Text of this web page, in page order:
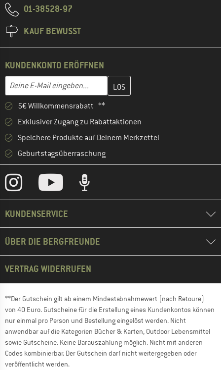
01-38528-97
KAUF BEWUSST
KUNDENKONTO ERÖFFNEN
E-Mail-Adresse
Gib hier deine E-Mail-Adresse ein und erstelle im nächsten
5€ Willkommensrabatt **
Exklusiver Zugang zu Rabattaktionen
Speichere Produkte auf Deinem Merkzettel
Geburtstagsüberraschung
KUNDENSERVICE
ÜBER DIE BERGFREUNDE
VERTRAG WIDERRUFEN
**Der Gutschein gilt ab einem Mindestabnahmewert (nach Retoure)
von 40 Euro. Gutscheine für die Erstellung eines Kundenkontos können
nur einmal pro Person und Bestellung eingelöst werden. Nicht
anwendbar auf die Kategorien Bücher & Karten, Outdoor Lebensmittel
sowie Gutscheine. Keine Barauszahlung möglich. Nicht mit anderen
Codes kombinierbar. Der Gutschein darf nicht weitergegeben oder
veröffentlicht werden.